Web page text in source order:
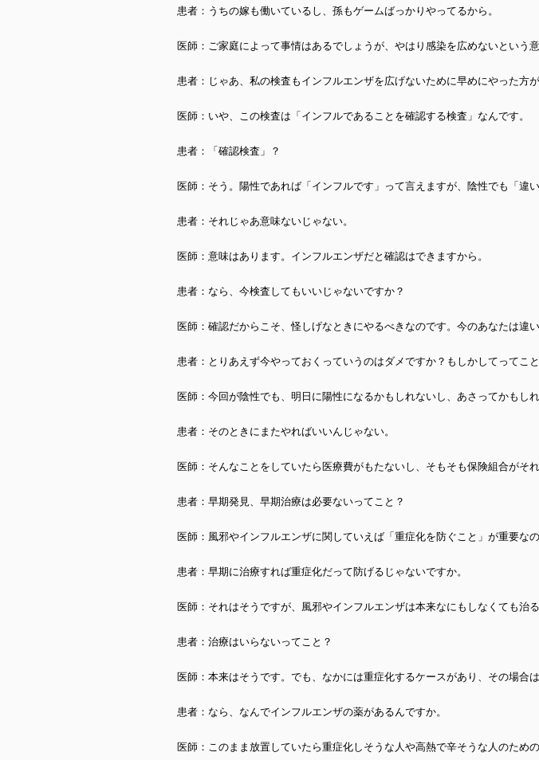
患者：うちの嫁も働いているし、孫もゲームばっかりやってるから。
医師：ご家庭によって事情はあるでしょうが、やはり感染を広めないという意
患者：じゃあ、私の検査もインフルエンザを広げないために早めにやった方
医師：いや、この検査は「インフルであることを確認する検査」なんです。
患者：「確認検査」？
医師：そう。陽性であれば「インフルです」って言えますが、陰性でも「違
患者：それじゃあ意味ないじゃない。
医師：意味はあります。インフルエンザだと確認はできますから。
患者：なら、今検査してもいいじゃないですか？
医師：確認だからこそ、怪しげなときにやるべきなのです。今のあなたは違い
患者：とりあえず今やっておくっていうのはダメですか？もしかしてってこと
医師：今回が陰性でも、明日に陽性になるかもしれないし、あさってかもしれ
患者：そのときにまたやればいいんじゃない。
医師：そんなことをしていたら医療費がもたないし、そもそも保険組合がそ
患者：早期発見、早期治療は必要ないってこと？
医師：風邪やインフルエンザに関していえば「重症化を防ぐこと」が重要なの
患者：早期に治療すれば重症化だって防げるじゃないですか。
医師：それはそうですが、風邪やインフルエンザは本来なにもしなくても治る
患者：治療はいらないってこと？
医師：本来はそうです。でも、なかには重症化するケースがあり、その場合
患者：なら、なんでインフルエンザの薬があるんですか。
医師：このまま放置していたら重症化しそうな人や高熱で辛そうな人のため